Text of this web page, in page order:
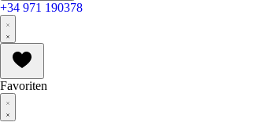
+34 971 190378
Favoriten